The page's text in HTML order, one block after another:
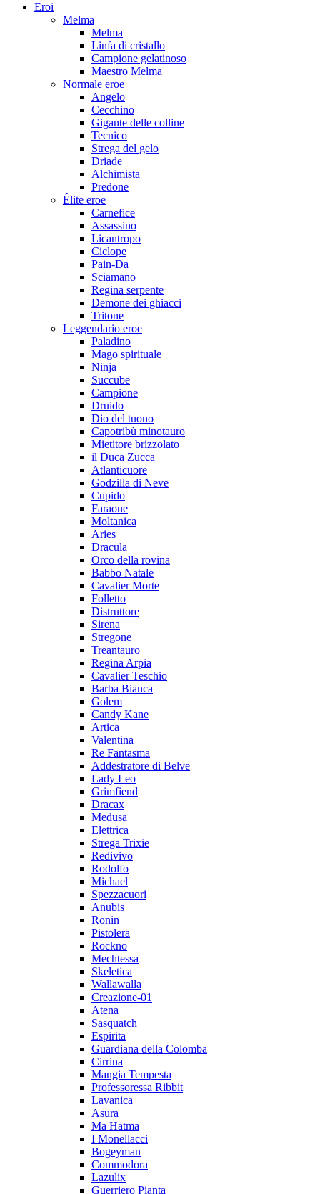
Eroi
Melma
Melma
Linfa di cristallo
Campione gelatinoso
Maestro Melma
Normale eroe
Angelo
Cecchino
Gigante delle colline
Tecnico
Strega del gelo
Driade
Alchimista
Predone
Élite eroe
Carnefice
Assassino
Licantropo
Ciclope
Pain-Da
Sciamano
Regina serpente
Demone dei ghiacci
Tritone
Leggendario eroe
Paladino
Mago spirituale
Ninja
Succube
Campione
Druido
Dio del tuono
Capotribù minotauro
Mietitore brizzolato
il Duca Zucca
Atlanticuore
Godzilla di Neve
Cupido
Faraone
Moltanica
Aries
Dracula
Orco della rovina
Babbo Natale
Cavalier Morte
Folletto
Distruttore
Sirena
Stregone
Treantauro
Regina Arpia
Cavalier Teschio
Barba Bianca
Golem
Candy Kane
Artica
Valentina
Re Fantasma
Addestratore di Belve
Lady Leo
Grimfiend
Dracax
Medusa
Elettrica
Strega Trixie
Redivivo
Rodolfo
Michael
Spezzacuori
Anubis
Ronin
Pistolera
Rockno
Mechtessa
Skeletica
Wallawalla
Creazione-01
Atena
Sasquatch
Espirita
Guardiana della Colomba
Cirrina
Mangia Tempesta
Professoressa Ribbit
Lavanica
Asura
Ma Hatma
I Monellacci
Bogeyman
Commodora
Lazulix
Guerriero Pianta